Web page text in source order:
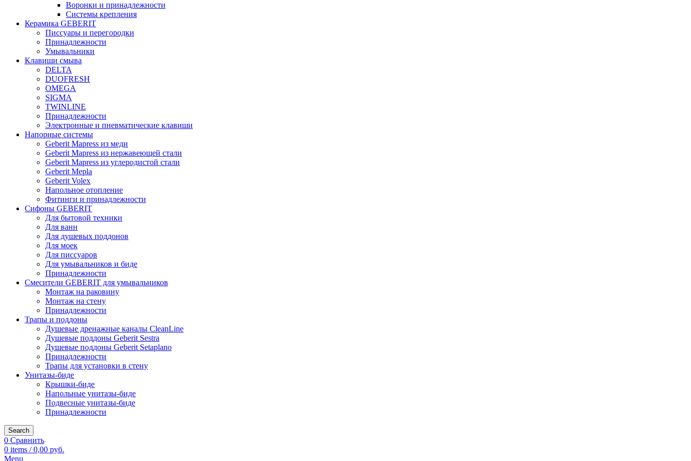
Воронки и принадлежности
Системы крепления
Керамика GEBERIT
Писсуары и перегородки
Принадлежности
Умывальники
Клавиши смыва
DELTA
DUOFRESH
OMEGA
SIGMA
TWINLINE
Принадлежности
Электронные и пневматические клавиши
Напорные системы
Geberit Mapress из меди
Geberit Mapress из нержавеющей стали
Geberit Mapress из углеродистой стали
Geberit Mepla
Geberit Volex
Напольное отопление
Фитинги и принадлежности
Сифоны GEBERIT
Для бытовой техники
Для ванн
Для душевых поддонов
Для моек
Для писсуаров
Для умывальников и биде
Принадлежности
Смесители GEBERIT для умывальников
Монтаж на раковину
Монтаж на стену
Принадлежности
Трапы и поддоны
Душевые дренажные каналы CleanLine
Душевые поддоны Geberit Sestra
Душевые поддоны Geberit Setaplano
Принадлежности
Трапы для установки в стену
Унитазы-биде
Крышки-биде
Напольные унитазы-биде
Подвесные унитазы-биде
Принадлежности
Search
0 Сравнить
0 items / 0,00 руб.
Menu